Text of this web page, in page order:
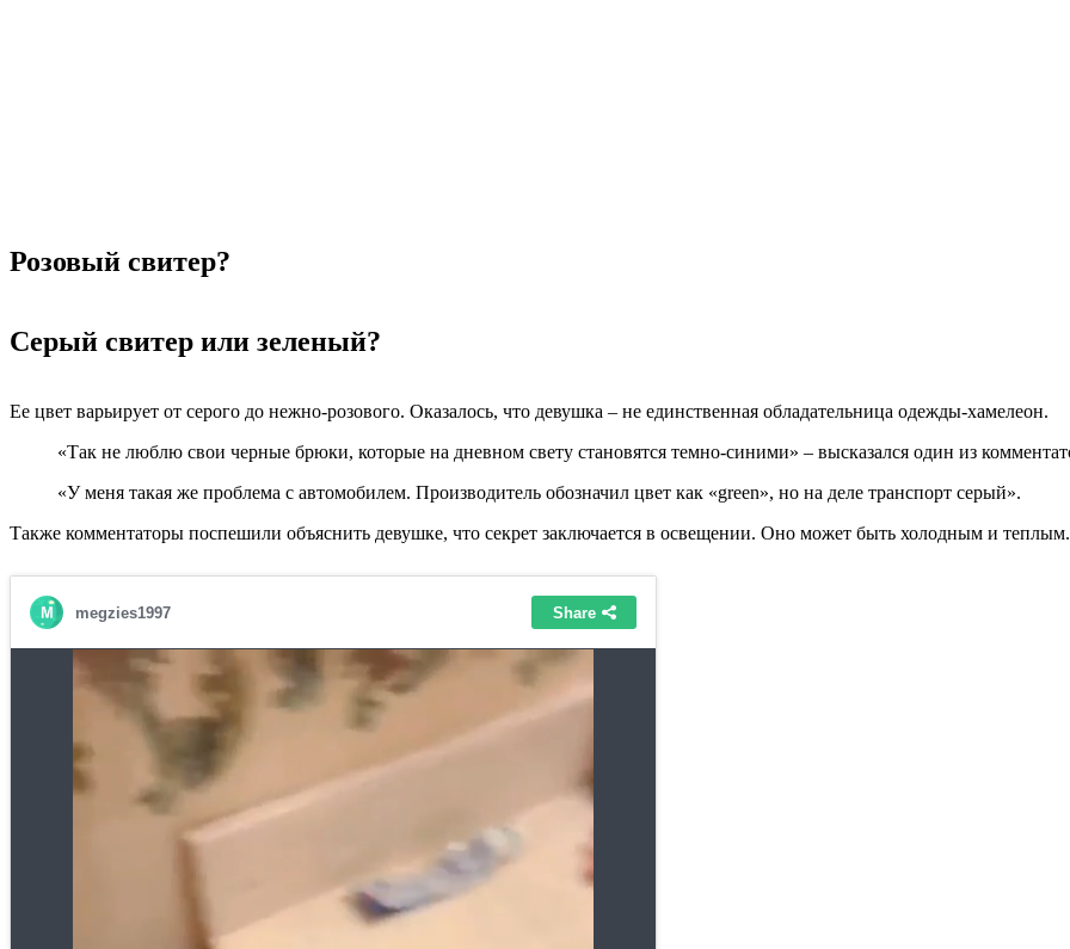
Розовый свитер?
Серый свитер или зеленый?
Ее цвет варьирует от серого до нежно-розового. Оказалось, что девушка – не единственная обладательница одежды-хамелеон.
«Так не люблю свои черные брюки, которые на дневном свету становятся темно-синими» – высказался один из
«У меня такая же проблема с автомобилем. Производитель обозначил цвет как «green», но на деле транспорт серый».
Также комментаторы поспешили объяснить девушке, что секрет заключается в освещении. Оно может быть холодным и теплым.